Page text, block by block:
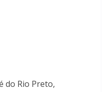
do Rio Preto,